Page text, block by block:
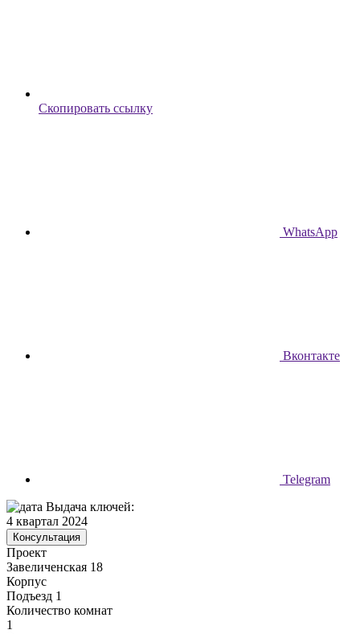
Скопировать ссылку
WhatsApp
Вконтакте
Telegram
Выдача ключей:
4 квартал 2024
Консультация
Проект
Завеличенская 18
Корпус
Подъезд 1
Количество комнат
1